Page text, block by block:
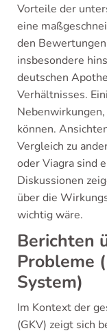
Vorteile der
eine
den
insbesondere
deutschen
Verhältnisses.
können.
Vergleich zu
oder Viagra sind
Diskussionen
über die
wichtig wäre.
Berichten
Probleme
System)
Im Kontext der
(GKV) zeigt sich